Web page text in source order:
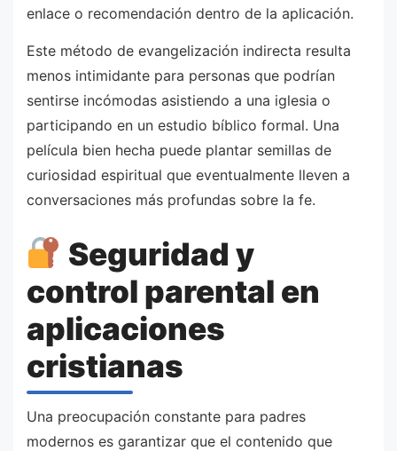
enlace o recomendación dentro de la aplicación.
Este método de evangelización indirecta resulta
menos intimidante para personas que podrían
sentirse incómodas asistiendo a una iglesia o
participando en un estudio bíblico formal. Una
película bien hecha puede plantar semillas de
curiosidad espiritual que eventualmente lleven a
conversaciones más profundas sobre la fe.
Seguridad y
control parental en
aplicaciones
cristianas
Una preocupación constante para padres
modernos es garantizar que el contenido que